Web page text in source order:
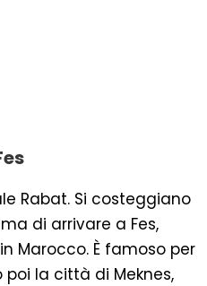
Rabat. Si costeggiano
di arrivare a Fes,
Marocco. È famoso per
la città di Meknes,